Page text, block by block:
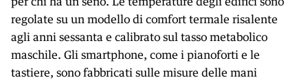
regolate su un modello di comfort termale risalente
agli anni sessanta e calibrato sul tasso metabolico
maschile. Gli smartphone, come i pianoforti e le
tastiere, sono fabbricati sulle misure delle mani